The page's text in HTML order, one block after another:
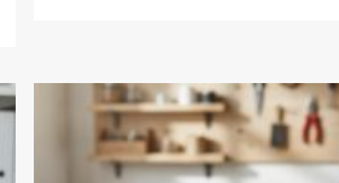
Bisnis
Lengkap
untuk
Pemula